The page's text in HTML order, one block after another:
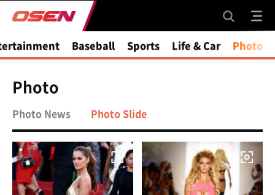
Baseball Sports Life & Car Photo
Photo
Photo News Photo Slide